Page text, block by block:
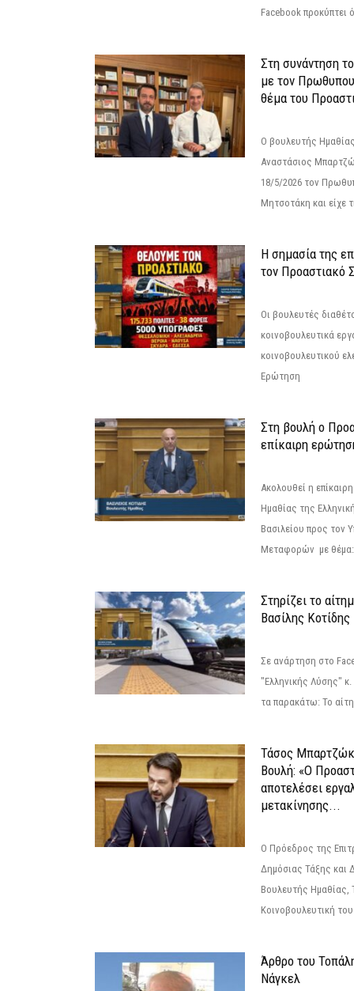
Facebook προκύπτει
Στη συνάντηση
με τον
θέμα του
Ο βουλευτής
Αναστάσιος
18/5/2026 τον
Μητσοτάκη και είχε
Η σημασία της
τον Προαστιακό
Οι βουλευτές
κοινοβουλευτικά
κοινοβουλευτικού
Ερώτηση
Στη βουλή ο
επίκαιρη
Ακολουθεί η
Ημαθίας της
Βασιλείου προς τον
Μεταφορών με θέμα:
Στηρίζει το
Βασίλης Κοτίδης
Σε ανάρτηση στο
"Ελληνικής Λύσης"
τα παρακάτω: Το
Τάσος
Βουλή: «Ο
αποτελέσει
μετακίνησης...
Ο Πρόεδρος της
Δημόσιας Τάξης και
Βουλευτής
Κοινοβουλευτική
Άρθρο του
Νάγκελ